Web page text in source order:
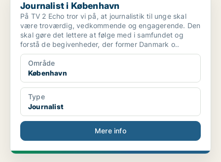
Journalist i København
På TV 2 Echo tror vi på, at journalistik til unge skal
være troværdig, vedkommende og engagerende. Den
skal gøre det lettere at følge med i samfundet og
forstå de begivenheder, der former Danmark o..
Område
København
Type
Journalist
Mere info